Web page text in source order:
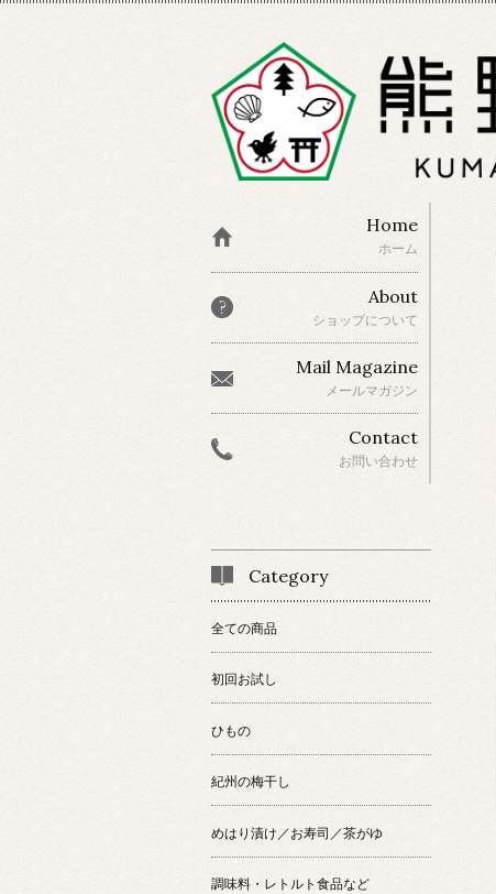
Home
ホーム
About
ショップについて
Mail Magazine
メールマガジン
Contact
お問い合わせ
Category
全ての商品
初回お試し
ひもの
紀州の梅干し
めはり漬け／お寿司／茶がゆ
調味料・レトルト食品など